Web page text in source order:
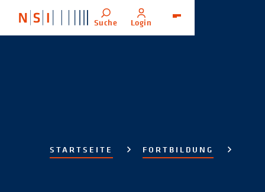
Suche Login
STARTSEITE FORTBILDUNG